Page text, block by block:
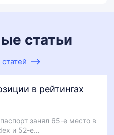
статьи
в рейтингах
занял 65-е место в
и 52-е…